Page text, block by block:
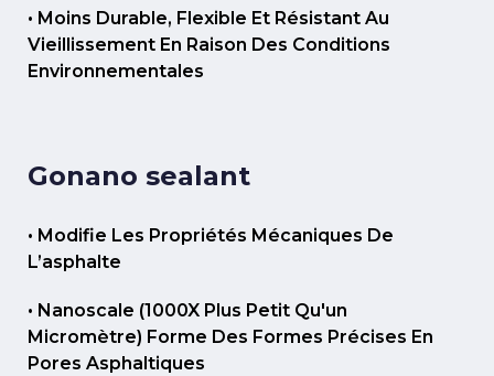
• Moins Durable, Flexible Et Résistant Au
Vieillissement En Raison Des Conditions
Environnementales
Gonano sealant
• Modifie Les Propriétés Mécaniques De
L’asphalte
• Nanoscale (1000X Plus Petit Qu'un
Micromètre) Forme Des Formes Précises En
Pores Asphaltiques